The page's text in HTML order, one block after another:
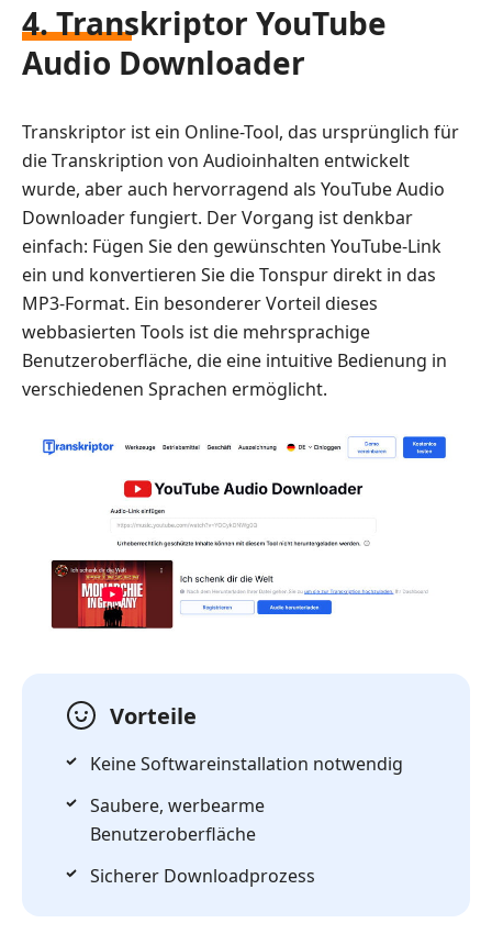
4. Transkriptor YouTube
Audio Downloader
Transkriptor ist ein Online-Tool, das ursprünglich für
die Transkription von Audioinhalten entwickelt
wurde, aber auch hervorragend als YouTube Audio
Downloader fungiert. Der Vorgang ist denkbar
einfach: Fügen Sie den gewünschten YouTube-Link
ein und konvertieren Sie die Tonspur direkt in das
MP3-Format. Ein besonderer Vorteil dieses
webbasierten Tools ist die mehrsprachige
Benutzeroberfläche, die eine intuitive Bedienung in
verschiedenen Sprachen ermöglicht.
Vorteile
Keine Softwareinstallation notwendig
Saubere, werbearme
Benutzeroberfläche
Sicherer Downloadprozess